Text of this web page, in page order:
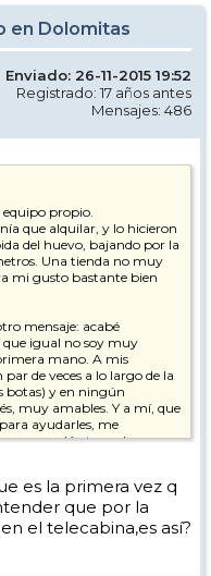
en Dolomitas
Enviado: 26-11-2015 19:52
Registrado: 17 años antes
Mensajes: 486
equipo propio.
que alquilar, y lo hicieron
del huevo, bajando por la
Una tienda no muy
mi gusto bastante bien
mensaje: acabé
igual no soy muy
mano. A mis
de veces a lo largo de la
botas) y en ningún
muy amables. Y a mí, que
ayudarles, me
me quedó atascado y
vía principal de Canazei,
tienes mucha tienda que
Sport o La Zondra
es la primera vez q
que por la
el telecabina,es así?